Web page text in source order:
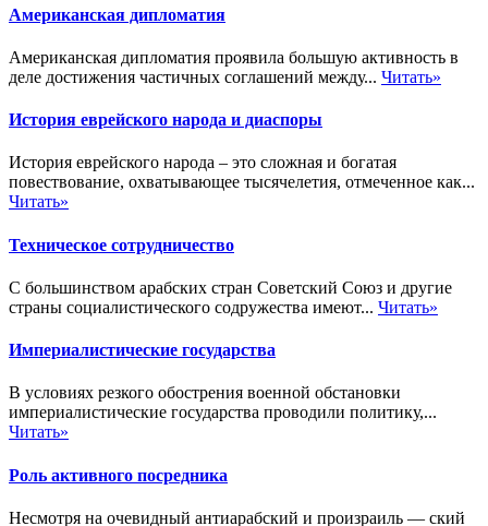
Американская дипломатия
Американская дипломатия проявила большую активность в
деле достижения частичных соглашений между... Читать»
История еврейского народа и диаспоры
История еврейского народа – это сложная и богатая
повествование, охватывающее тысячелетия, отмеченное как...
Читать»
Техническое сотрудничество
С большинством арабских стран Советский Союз и другие
страны социалистического содружества имеют... Читать»
Империалистические государства
В условиях резкого обострения военной обстановки
империалистические государства проводили политику,...
Читать»
Роль активного посредника
Несмотря на очевидный антиарабский и произраиль — ский